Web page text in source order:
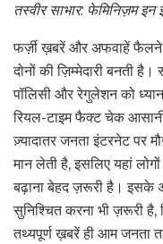
तस्वीर साभार: फेमिनिज़म इन
फर्ज़ी ख़बरें और अफवाहें
दोनों की ज़िम्मेदारी बनती
पॉलिसी और रेगुलेशन को
रियल-टाइम फैक्ट चेक
ज़्यादातर जनता इंटरनेट पर
मान लेती है, इसलिए यहां
बढ़ाना बेहद ज़रूरी है। इसके
सुनिश्चित करना भी ज़रूरी
तथ्यपूर्ण ख़बरें ही आम जनता